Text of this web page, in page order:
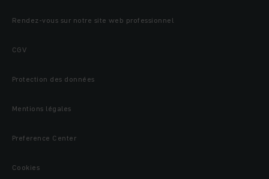
Rendez-vous sur notre site web professionnel
CGV
Protection des données
Mentions légales
Preference Center
Cookies